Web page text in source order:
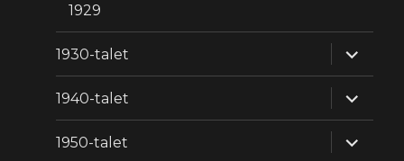
1929
1930-talet
1940-talet
1950-talet